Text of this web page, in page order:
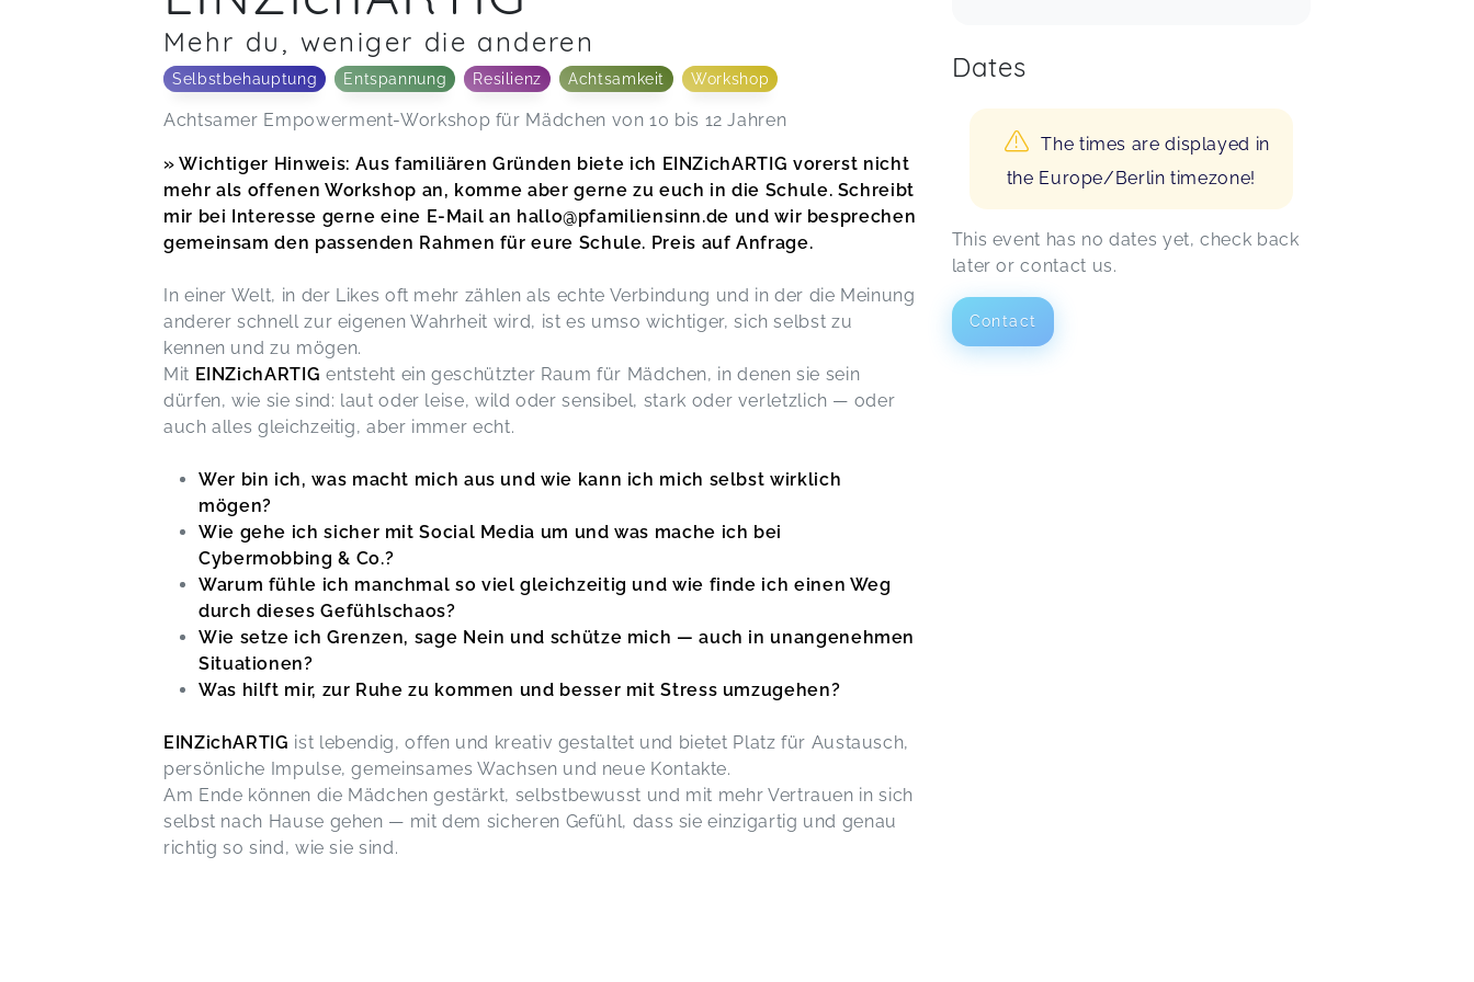
Mehr du, weniger die anderen
Selbstbehauptung Entspannung Resilienz Achtsamkeit Workshop
Achtsamer Empowerment-Workshop für Mädchen von 10 bis 12 Jahren
» Wichtiger Hinweis: Aus familiären Gründen biete ich EINZichARTIG vorerst nicht
mehr als offenen Workshop an, komme aber gerne zu euch in die Schule. Schreibt
mir bei Interesse gerne eine E-Mail an hallo@pfamiliensinn.de und wir besprechen
gemeinsam den passenden Rahmen für eure Schule. Preis auf Anfrage.
In einer Welt, in der Likes oft mehr zählen als echte Verbindung und in der die Meinung
anderer schnell zur eigenen Wahrheit wird, ist es umso wichtiger, sich selbst zu
kennen und zu mögen.
Mit EINZichARTIG entsteht ein geschützter Raum für Mädchen, in denen sie sein
dürfen, wie sie sind: laut oder leise, wild oder sensibel, stark oder verletzlich — oder
auch alles gleichzeitig, aber immer echt.
Wer bin ich, was macht mich aus und wie kann ich mich selbst wirklich
mögen?
Wie gehe ich sicher mit Social Media um und was mache ich bei
Cybermobbing & Co.?
Warum fühle ich manchmal so viel gleichzeitig und wie finde ich einen Weg
durch dieses Gefühlschaos?
Wie setze ich Grenzen, sage Nein und schütze mich — auch in unangenehmen
Situationen?
Was hilft mir, zur Ruhe zu kommen und besser mit Stress umzugehen?
EINZichARTIG ist lebendig, offen und kreativ gestaltet und bietet Platz für Austausch,
persönliche Impulse, gemeinsames Wachsen und neue Kontakte.
Am Ende können die Mädchen gestärkt, selbstbewusst und mit mehr Vertrauen in sich
selbst nach Hause gehen — mit dem sicheren Gefühl, dass sie einzigartig und genau
richtig so sind, wie sie sind.
Dates
The times are displayed in
the Europe/Berlin timezone!
This event has no dates yet, check back
later or contact us.
Contact